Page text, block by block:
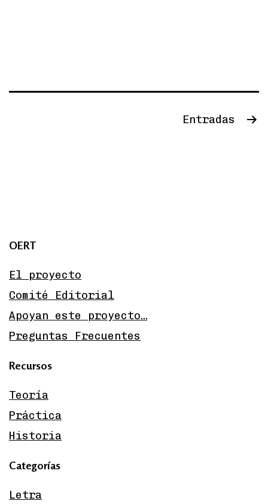
Entradas
OERT
El proyecto
Comité Editorial
Apoyan este proyecto…
Preguntas Frecuentes
Recursos
Teoría
Práctica
Historia
Categorías
Letra